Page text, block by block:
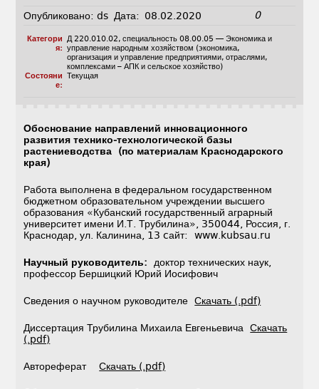
Опубликовано: ds Дата: 08.02.2020 0
Категори
я:
Д 220.010.02, специальность 08.00.05 — Экономика и
управление народным хозяйством (экономика,
организация и управление предприятиями, отраслями,
комплексами – АПК и сельское хозяйство)
Состояни
е:
Текущая
Обоснование направлений инновационного
развития технико-технологической базы
растениеводства (по материалам Краснодарского
края)
Работа выполнена в федеральном государственном
бюджетном образовательном учреждении высшего
образования «Кубанский государственный аграрный
университет имени И.Т. Трубилина», 350044, Россия, г.
Краснодар, ул. Калинина, 13 cайт: www.kubsau.ru
Научный руководитель: доктор технических наук,
профессор Бершицкий Юрий Иосифович
Сведения о научном руководителеСкачать (.pdf)
Диссертация Трубилина Михаила ЕвгеньевичаСкачать
(.pdf)
АвторефератСкачать (.pdf)